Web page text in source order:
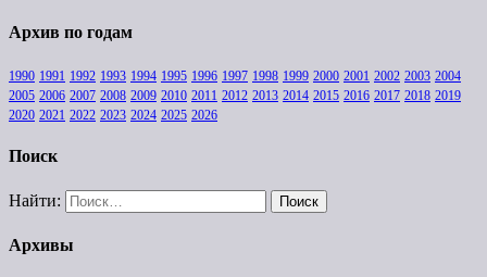
Архив по годам
1990 1991 1992 1993 1994 1995 1996 1997 1998 1999 2000 2001 2002 2003 2004
2005 2006 2007 2008 2009 2010 2011 2012 2013 2014 2015 2016 2017 2018 2019
2020 2021 2022 2023 2024 2025 2026
Поиск
Найти:
Архивы